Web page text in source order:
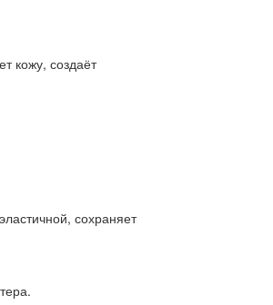
кожу, создаёт
сохраняет